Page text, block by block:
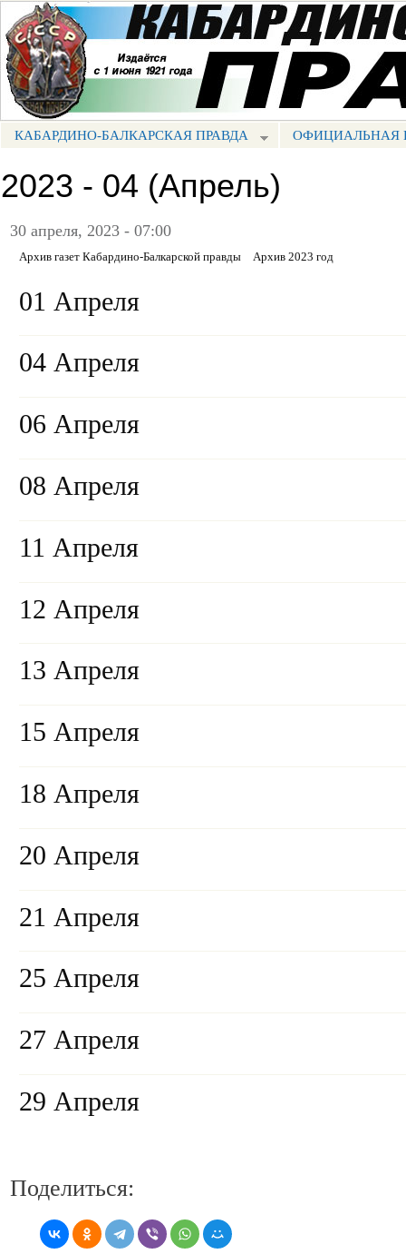
Портал СМИ КБР
МЕНЮ КБП
КАБАРДИНО-БАЛКАРСКАЯ ПРАВДА ОФИЦИАЛЬНАЯ
2023 - 04 (Апрель)
30 апреля, 2023 - 07:00
Архив газет Кабардино-Балкарской правды Архив 2023 год
01 Апреля
04 Апреля
06 Апреля
08 Апреля
11 Апреля
12 Апреля
13 Апреля
15 Апреля
18 Апреля
20 Апреля
21 Апреля
25 Апреля
27 Апреля
29 Апреля
Поделиться: